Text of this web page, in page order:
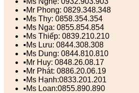
▪️Mr Phong: 0829.348.348
▪️Ms Thy: 0858.354.354
▪️Ms Nga: 0855.854.854
▪️Ms Thiếp: 0839.210.210
▪️Ms Lưu: 0844.308.308
▪️Ms Dung: 0844.810.810
▪️Mr Huy: 0848.26.08.17
▪️Mr Phát: 0886.20.06.19
▪️Ms Hạnh:0833.201.201
▪️Ms Loan:0855.890.890